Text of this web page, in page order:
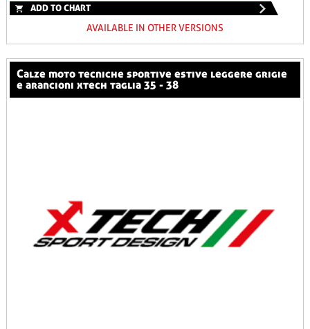
ADD TO CHART
AVAILABLE IN OTHER VERSIONS
calze moto tecniche sportive estive leggere grigie
e arancioni xtech taglia 35 - 38